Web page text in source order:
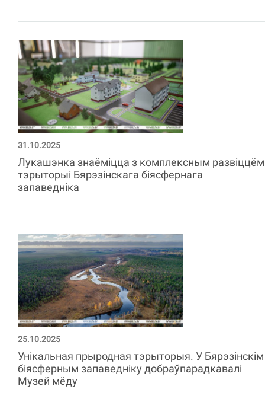
31.10.2025
Лукашэнка знаёміцца з комплексным развіццём
тэрыторыі Бярэзінскага біясфернага
запаведніка
25.10.2025
Унікальная прыродная тэрыторыя. У Бярэзінскім
біясферным запаведніку добраўпарадкавалі
Музей мёду